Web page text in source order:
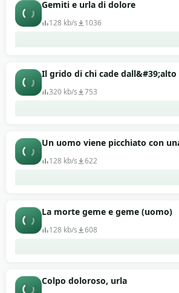
Gemiti e urla di dolore
128 kb/s 1036
Il grido di chi cade dall&#39;alto
320 kb/s 753
Un uomo viene picchiato con
128 kb/s 622
La morte geme e geme (uomo)
128 kb/s 608
Colpo doloroso, urla